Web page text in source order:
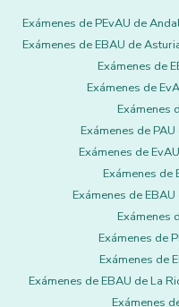
Exámenes de PEvAU de
Exámenes de EBAU de
Exámenes de
Exámenes de
Exámenes
Exámenes de
Exámenes de
Exámenes de
Exámenes de
Exámenes
Exámenes de
Exámenes de
Exámenes de EBAU de La
Exámenes